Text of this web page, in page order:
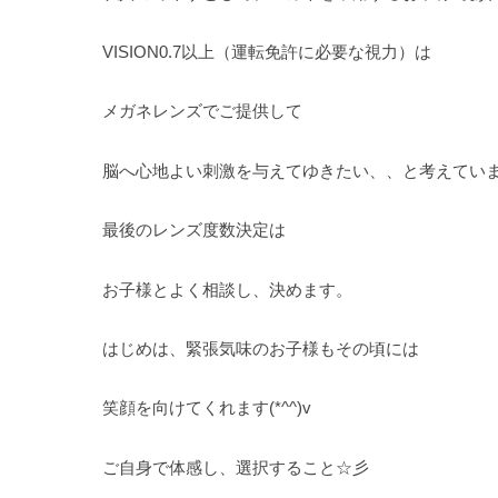
VISION0.7以上（運転免許に必要な視力）は
メガネレンズでご提供して
脳へ心地よい刺激を与えてゆきたい、、と考えてい
最後のレンズ度数決定は
お子様とよく相談し、決めます。
はじめは、緊張気味のお子様もその頃には
笑顔を向けてくれます(*^^)v
ご自身で体感し、選択すること☆彡